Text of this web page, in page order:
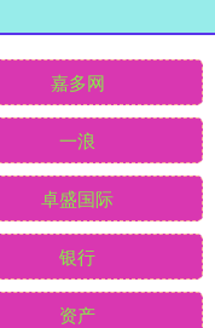
嘉多网
一浪
卓盛国际
银行
资产